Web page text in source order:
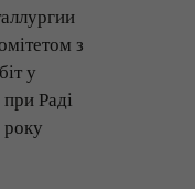
з
у
Раді
року